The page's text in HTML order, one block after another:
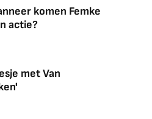
komen Femke
actie?
met Van